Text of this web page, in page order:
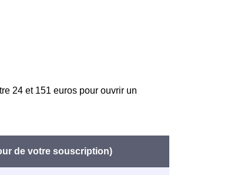
24 et 151 euros pour ouvrir un